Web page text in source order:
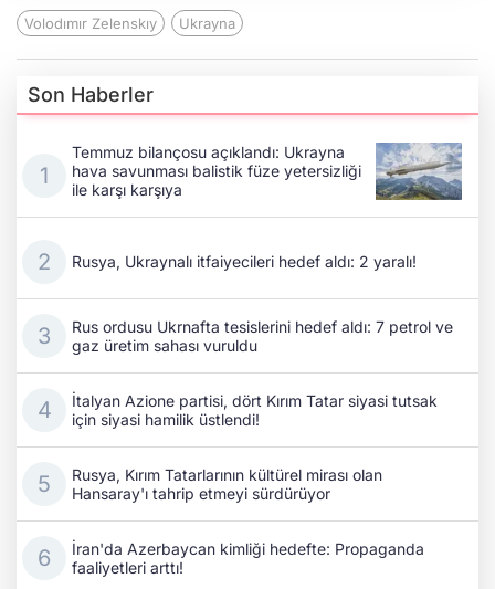
Volodımır Zelenskıy Ukrayna
Son Haberler
Temmuz bilançosu açıklandı: Ukrayna
hava savunması balistik füze yetersizliği
ile karşı karşıya
Rusya, Ukraynalı itfaiyecileri hedef aldı: 2 yaralı!
Rus ordusu Ukrnafta tesislerini hedef aldı: 7 petrol ve
gaz üretim sahası vuruldu
İtalyan Azione partisi, dört Kırım Tatar siyasi tutsak
için siyasi hamilik üstlendi!
Rusya, Kırım Tatarlarının kültürel mirası olan
Hansaray'ı tahrip etmeyi sürdürüyor
İran'da Azerbaycan kimliği hedefte: Propaganda
faaliyetleri arttı!